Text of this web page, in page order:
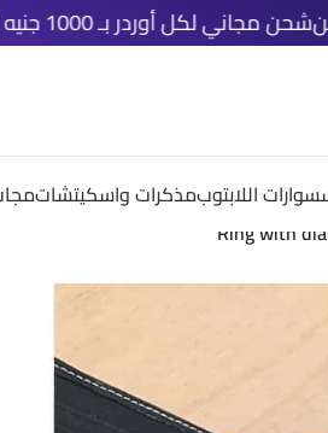
عرض بـ 1000 جنيه او أكثر
اللابتوبمذكرات واسكيتشات
Ring with